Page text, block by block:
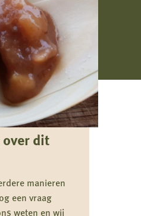
over dit
manieren
een vraag
weten en wij